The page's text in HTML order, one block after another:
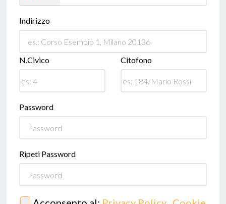
Indirizzo
N.Civico Citofono
Password
Ripeti Password